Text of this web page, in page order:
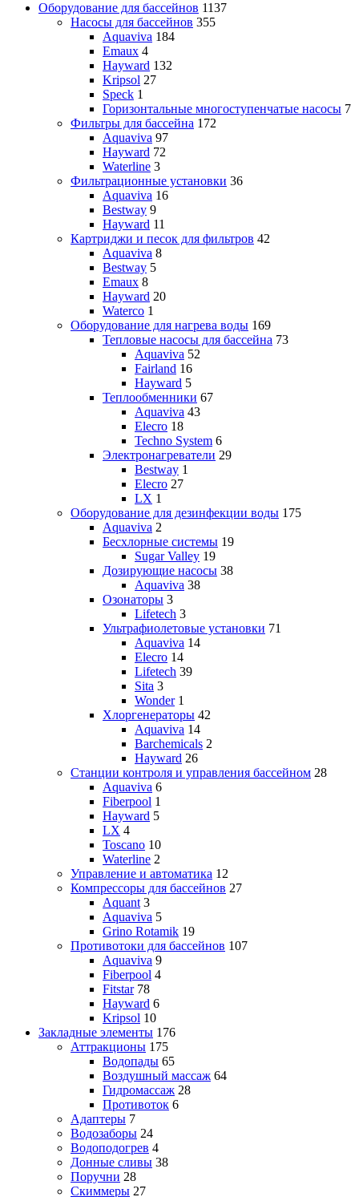
Оборудование для бассейнов 1137
Насосы для бассейнов 355
Aquaviva 184
Emaux 4
Hayward 132
Kripsol 27
Speck 1
Горизонтальные многоступенчатые насосы 7
Фильтры для бассейна 172
Aquaviva 97
Hayward 72
Waterline 3
Фильтрационные установки 36
Aquaviva 16
Bestway 9
Hayward 11
Картриджи и песок для фильтров 42
Aquaviva 8
Bestway 5
Emaux 8
Hayward 20
Waterco 1
Оборудование для нагрева воды 169
Тепловые насосы для бассейна 73
Aquaviva 52
Fairland 16
Hayward 5
Теплообменники 67
Aquaviva 43
Elecro 18
Techno System 6
Электронагреватели 29
Bestway 1
Elecro 27
LX 1
Оборудование для дезинфекции воды 175
Aquaviva 2
Бесхлорные системы 19
Sugar Valley 19
Дозирующие насосы 38
Aquaviva 38
Озонаторы 3
Lifetech 3
Ультрафиолетовые установки 71
Aquaviva 14
Elecro 14
Lifetech 39
Sita 3
Wonder 1
Хлоргенераторы 42
Aquaviva 14
Barchemicals 2
Hayward 26
Станции контроля и управления бассейном 28
Aquaviva 6
Fiberpool 1
Hayward 5
LX 4
Toscano 10
Waterline 2
Управление и автоматика 12
Компрессоры для бассейнов 27
Aquant 3
Aquaviva 5
Grino Rotamik 19
Противотоки для бассейнов 107
Aquaviva 9
Fiberpool 4
Fitstar 78
Hayward 6
Kripsol 10
Закладные элементы 176
Аттракционы 175
Водопады 65
Воздушный массаж 64
Гидромассаж 28
Противоток 6
Адаптеры 7
Водозаборы 24
Водоподогрев 4
Донные сливы 38
Поручни 28
Скиммеры 27